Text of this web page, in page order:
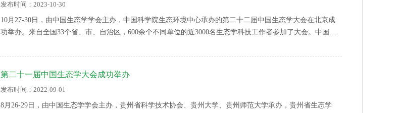
发布时间：2023-10-30
10月27-30日，由中国生态学学会主办，中国科学院生态环境中心承办的第二十二届中国生态学大会在北京成
功举办。来自全国33个省、市、自治区，600余个不同单位的近3000名生态学科技工作者参加了大会。中国科
晖，
第二十一届中国生态学大会成功举办
发布时间：2022-09-01
8月26-29日，由中国生态学学会主办，贵州省科学技术协会、贵州大学、贵州师范大学承办，贵州省生态学